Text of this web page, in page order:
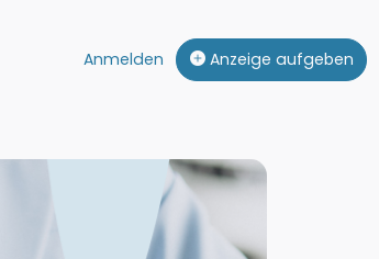
Anmelden Anzeige aufgeben